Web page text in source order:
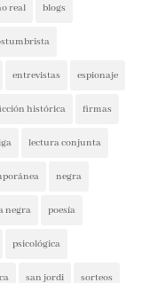
real blogs
entrevistas
ficción
histórica humor
narrativa
noticias